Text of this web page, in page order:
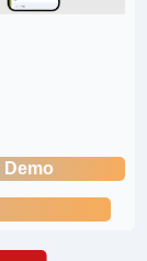
Demo